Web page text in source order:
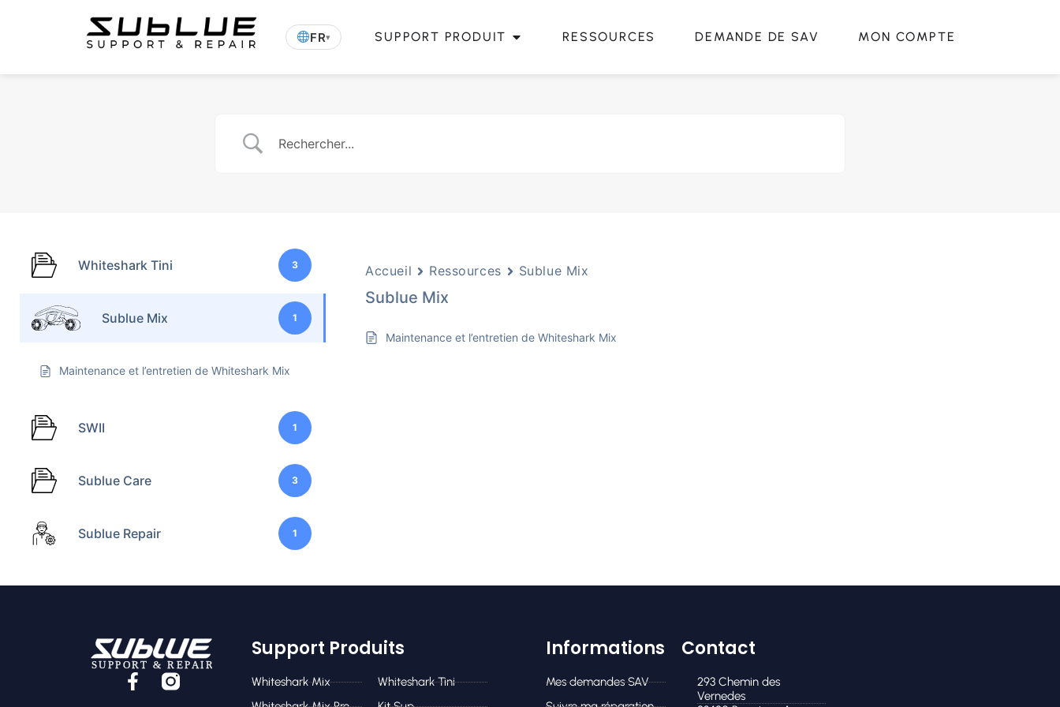
FR▾ SUPPORT PRODUIT RESSOURCES DEMANDE DE SAV MON COMPTE
Whiteshark Tini 3
Sublue Mix 1
Maintenance et l’entretien de Whiteshark Mix
SWII 1
Sublue Care 3
Sublue Repair 1
Accueil Ressources Sublue Mix
Sublue Mix
Maintenance et l’entretien de Whiteshark Mix
Support Produits
Whiteshark Mix
Whiteshark Tini
Informations
Mes demandes SAV
Contact
293 Chemin des
Vernedes